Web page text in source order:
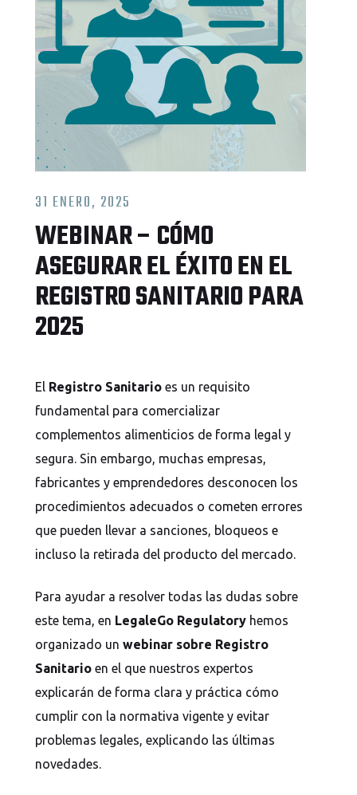
Amazon
APPCC Sistema Autocontrol
Auditoría Web
Aviso legal
Blog
Contacto
Cosméticos
Cumplir está bien. Evitar sanciones
¡está mejor!
Declaración accesibilidad
Inicio
Mapa web
Nosotros
Nosotros2
Política de cookies
Política de privacidad
Política de privacidad 2
REDIRECCIÓN A GUÍA
Reserva tu cita con nosotros en
Vitafoods Europe
SELL+ Increase your sales
31 ENERO, 2025
WEBINAR – CÓMO
ASEGURAR EL ÉXITO EN EL
REGISTRO SANITARIO PARA
2025
El Registro Sanitarioes un requisito
fundamental para comercializar
complementos alimenticios de forma legal y
segura. Sin embargo, muchas empresas,
fabricantes y emprendedores desconocen los
procedimientos adecuados o cometen errores
que pueden llevar a sanciones, bloqueos e
incluso la retirada del producto del mercado.
Para ayudar a resolver todas las dudas sobre
este tema, en LegaleGo Regulatoryhemos
organizado un webinar sobre Registro
Sanitarioen el que nuestros expertos
explicarán de forma clara y práctica cómo
cumplir con la normativa vigente y evitar
problemas legales, explicando las últimas
novedades.